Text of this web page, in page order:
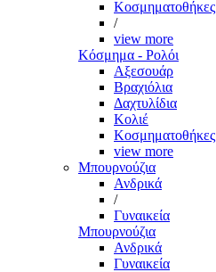
Κοσμηματοθήκες
/
view more
Κόσμημα - Ρολόι
Αξεσουάρ
Βραχιόλια
Δαχτυλίδια
Κολιέ
Κοσμηματοθήκες
view more
Μπουρνούζια
Ανδρικά
/
Γυναικεία
Μπουρνούζια
Ανδρικά
Γυναικεία